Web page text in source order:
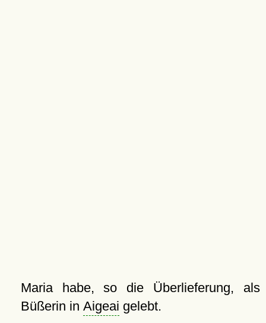
Maria habe, so die Überlieferung, als
Büßerin in Aigeai gelebt.